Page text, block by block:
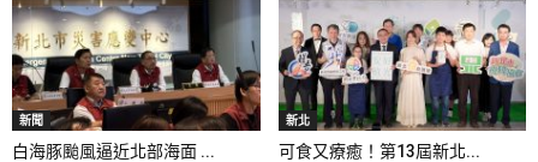
新聞
白海豚颱風逼近北部海面 ...
新北
可食又療癒！第13屆新北...